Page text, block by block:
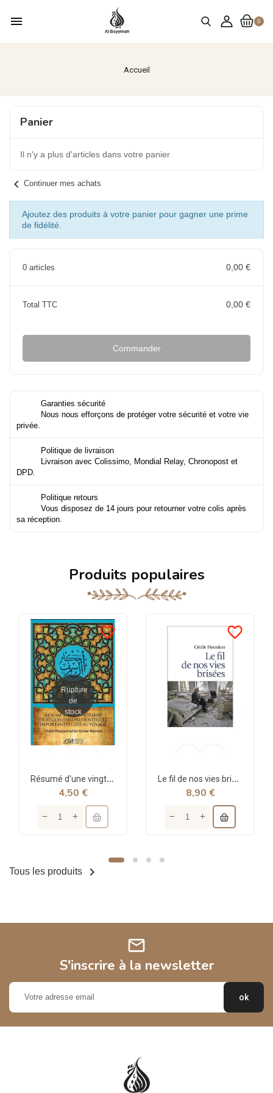
0
menu
Accueil
Panier
Il n'y a plus d'articles dans votre panier
chevron_left Continuer mes achats
Ajoutez des produits à votre panier pour gagner une prime
de fidélité.
0 articles 0,00 €
Total TTC 0,00 €
Commander
Garanties sécurité
Nous nous efforçons de protéger votre sécurité et votre vie
privée.
Politique de livraison
Livraison avec Colissimo, Mondial Relay, Chronopost et
DPD.
Politique retours
Vous disposez de 14 jours pour retourner votre colis après
sa réception.
Produits populaires
favorite_border
Rupture
de
stock
Résumé d'une vingtaine de règles jurisprudentielles liées au voyage - Bazmoul - Héritage...
4,50 €
favorite_border
Le fil de nos vies brisées - poche - Cécile Hennion - Points
8,90 €
Tous les produits 
mail
S'inscrire à la newsletter